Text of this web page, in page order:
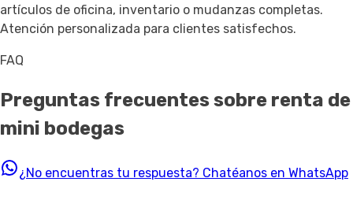
artículos de oficina, inventario o mudanzas completas.
Atención personalizada para clientes satisfechos.
FAQ
Preguntas frecuentes sobre renta de
mini bodegas
¿No encuentras tu respuesta? Chatéanos en WhatsApp